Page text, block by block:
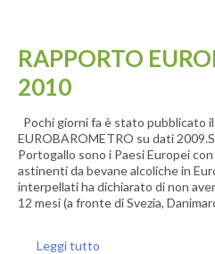
RAPPORTO
2010
Pochi giorni fa è stato pubblicato
EUROBAROMETRO su dati
Portogallo sono i Paesi Europei
astinenti da bevane alcoliche in
interpellati ha dichiarato di non
12 mesi (a fronte di Svezia,
Leggi tutto